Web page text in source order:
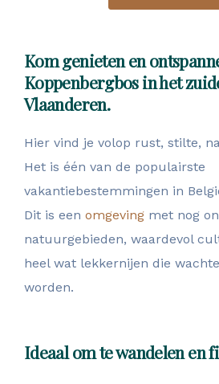
Kom genieten en
Koppenbergbos in het
Vlaanderen.
Hier vind je volop rust, stilte,
Het is één van de populairste
vakantiebestemmingen in
Dit is een omgeving met nog
natuurgebieden, waardevol
heel wat lekkernijen die
worden.
Ideaal om te wandelen en